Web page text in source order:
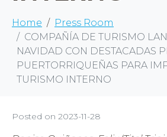
Home
Press Room
COMPAÑÍA DE TURISMO
NAVIDAD CON DESTACADAS
PUERTORRIQUEÑAS PARA
TURISMO INTERNO
Posted on 2023-11-28